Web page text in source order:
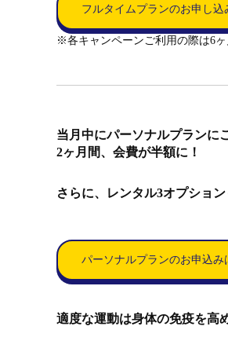
フルタイムプランのお申し込
※各キャンペーンご利用の際は6ヶ
当月中にパーソナルプランに
2ヶ月間、会費が半額に！
さらに、レンタル3オプション
パーソナルプランのお申込み
適度な運動は身体の免疫を高